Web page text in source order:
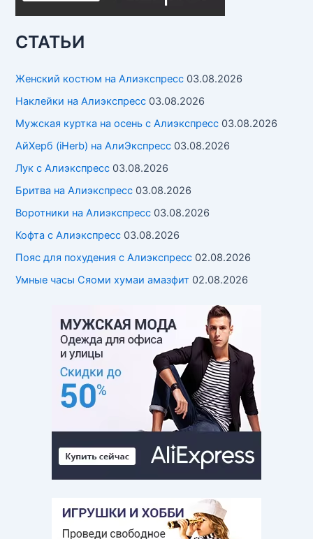
СТАТЬИ
Женский костюм на Алиэкспресс 03.08.2026
Наклейки на Алиэкспресс 03.08.2026
Мужская куртка на осень с Алиэкспресс 03.08.2026
АйХерб (iHerb) на АлиЭкспресс 03.08.2026
Лук с Алиэкспресс 03.08.2026
Бритва на Алиэкспресс 03.08.2026
Воротники на Алиэкспресс 03.08.2026
Кофта с Алиэкспресс 03.08.2026
Пояс для похудения с Алиэкспресс 02.08.2026
Умные часы Cяоми хумаи амазфит 02.08.2026